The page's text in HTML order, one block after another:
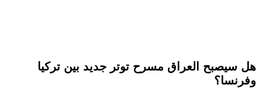
هل سيصبح العراق مسرح توتر جديد بين تركيا
وفرنسا؟